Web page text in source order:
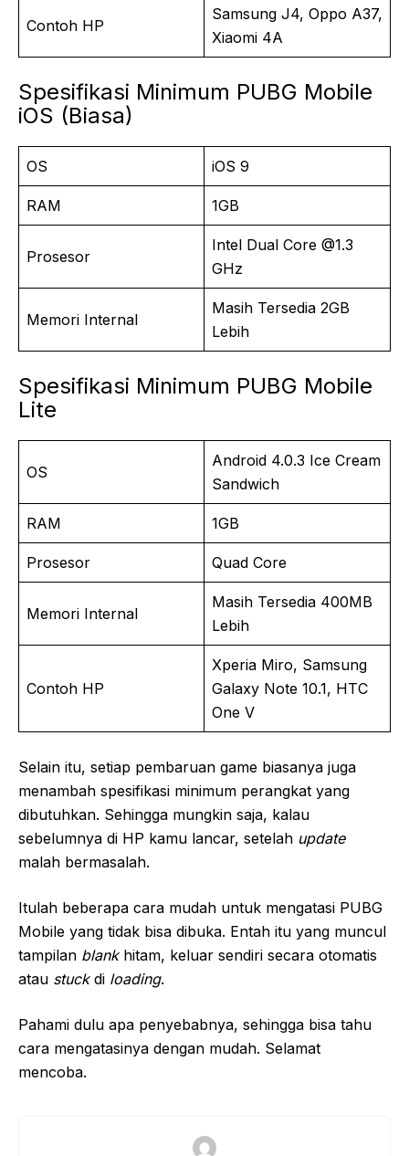
Contoh HP
Samsung J4, Oppo A37,
Xiaomi 4A
Spesifikasi Minimum PUBG Mobile
iOS (Biasa)
OS iOS 9
RAM 1GB
Prosesor
Intel Dual Core @1.3
GHz
Memori Internal
Masih Tersedia 2GB
Lebih
Spesifikasi Minimum PUBG Mobile
Lite
OS
Android 4.0.3 Ice Cream
Sandwich
RAM 1GB
Prosesor Quad Core
Memori Internal
Masih Tersedia 400MB
Lebih
Contoh HP
Xperia Miro, Samsung
Galaxy Note 10.1, HTC
One V
Selain itu, setiap pembaruan game biasanya juga
menambah spesifikasi minimum perangkat yang
dibutuhkan. Sehingga mungkin saja, kalau
sebelumnya di HP kamu lancar, setelah update
malah bermasalah.
Itulah beberapa cara mudah untuk mengatasi PUBG
Mobile yang tidak bisa dibuka. Entah itu yang muncul
tampilan blankhitam, keluar sendiri secara otomatis
atau stuckdi loading.
Pahami dulu apa penyebabnya, sehingga bisa tahu
cara mengatasinya dengan mudah. Selamat
mencoba.